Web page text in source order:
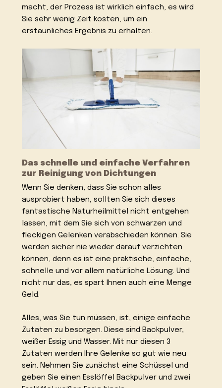
macht, der Prozess ist wirklich einfach, es wird
Sie sehr wenig Zeit kosten, um ein
erstaunliches Ergebnis zu erhalten.
Das schnelle und einfache Verfahren
zur Reinigung von Dichtungen
Wenn Sie denken, dass Sie schon alles
ausprobiert haben, sollten Sie sich dieses
fantastische Naturheilmittel nicht entgehen
lassen, mit dem Sie sich von schwarzen und
fleckigen Gelenken verabschieden können. Sie
werden sicher nie wieder darauf verzichten
können, denn es ist eine praktische, einfache,
schnelle und vor allem natürliche Lösung. Und
nicht nur das, es spart Ihnen auch eine Menge
Geld.
Alles, was Sie tun müssen, ist, einige einfache
Zutaten zu besorgen. Diese sind Backpulver,
weißer Essig und Wasser. Mit nur diesen 3
Zutaten werden Ihre Gelenke so gut wie neu
sein. Nehmen Sie zunächst eine Schüssel und
geben Sie einen Esslöffel Backpulver und zwei